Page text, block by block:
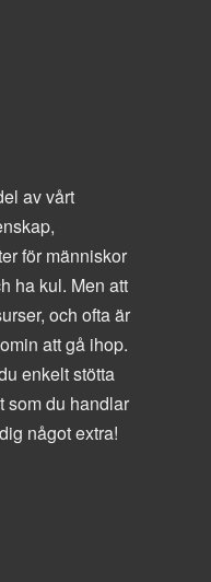
av vårt
för människor
ha kul. Men att
och ofta är
att gå ihop.
enkelt stötta
som du handlar
något extra!